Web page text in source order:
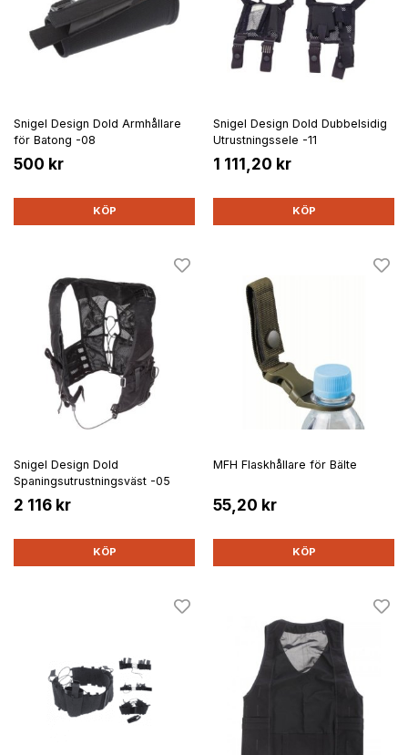
Snigel Design Dold Armhållare
för Batong -08
500 kr
KÖP
Snigel Design Dold Dubbelsidig
Utrustningssele -11
1 111,20 kr
KÖP
Snigel Design Dold
Spaningsutrustningsväst -05
2 116 kr
KÖP
MFH Flaskhållare för Bälte
55,20 kr
KÖP